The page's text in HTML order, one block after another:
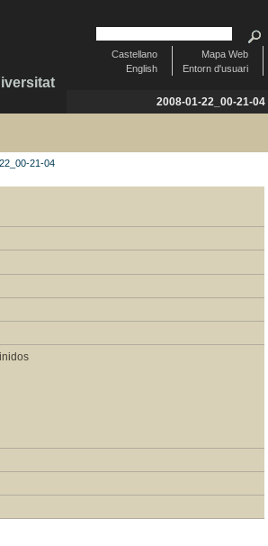
Mapa Web
Entorn d'usuari
Castellano
English
2008-01-22_00-21-04
21-04